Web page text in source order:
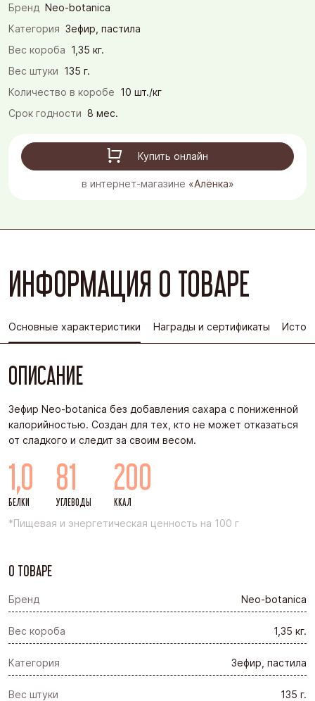
Бренд Neo-botanica
Категория Зефир, пастила
Вес короба 1,35 кг.
Вес штуки 135 г.
Количество в коробе 10 шт./кг
Срок годности 8 мес.
Купить онлайн
в интернет-магазине «Алёнка»
ИНФОРМАЦИЯ О ТОВАРЕ
Основные характеристики Награды и сертификаты
ОПИСАНИЕ
Зефир Neo-botanica без добавления сахара с пониженной
калорийностью. Создан для тех, кто не может отказаться
от сладкого и следит за своим весом.
1,0
БЕЛКИ
81
УГЛЕВОДЫ
200
ККАЛ
*Пищевая и энергетическая ценность на 100 г
О ТОВАРЕ
Бренд Neo-botanica
Вес короба 1,35 кг.
Категория Зефир, пастила
Вес штуки 135 г.